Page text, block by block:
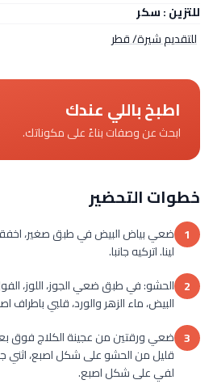
للتزين : سكر
للتقديم شيرة/ قطر
اطبخ باللي عندك
ابحث عن وصفات بناءً على مكوناتك.
خطوات التحضير
1 ضعي بياض البيض في طبق صغير،
لينا. اتركيه جانبا.
2 الحشو: في طبق ضعي الجوز، اللوز،
البيض، ماء الزهر والورد، قلبي باطراف
3 ضعي ورقتين من عجينة الكلاج فوق
قليل من الحشو على شكل اصبع، اثني
لفي على شكل اصبع.